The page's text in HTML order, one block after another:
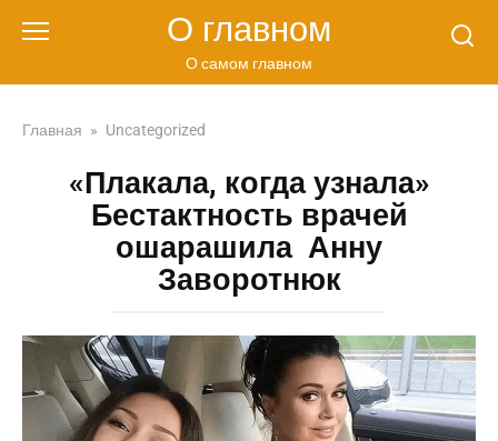
О главном
О самом главном
Главная » Uncategorized
«Плакала, когда узнала»
Бестактность врачей
ошарашила Анну
Заворотнюк